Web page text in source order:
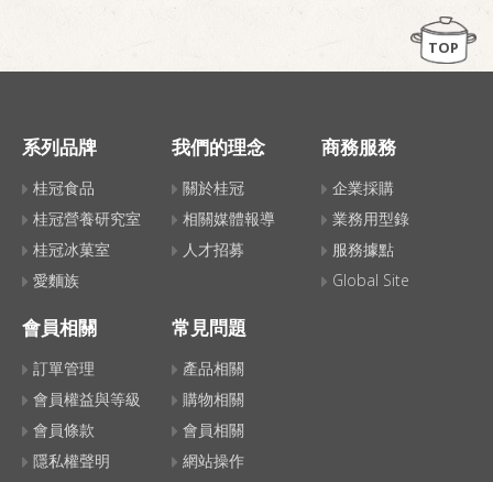
TOP
系列品牌
桂冠食品
桂冠營養研究室
桂冠冰菓室
愛麵族
我們的理念
關於桂冠
相關媒體報導
人才招募
商務服務
企業採購
業務用型錄
服務據點
Global Site
會員相關
訂單管理
會員權益與等級
會員條款
隱私權聲明
常見問題
產品相關
購物相關
會員相關
網站操作